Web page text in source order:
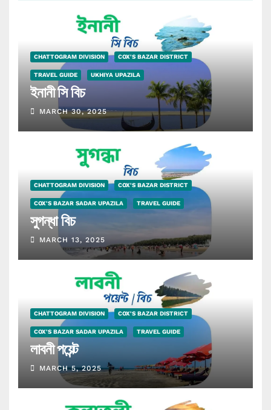
CHATTOGRAM DIVISION COX'S BAZAR DISTRICT
TRAVEL GUIDE UKHIYA UPAZILA
ইনানী সি বিচ
MARCH 30, 2025
CHATTOGRAM DIVISION COX'S BAZAR DISTRICT
COX'S BAZAR SADAR UPAZILA TRAVEL GUIDE
সুগন্ধা বিচ
MARCH 13, 2025
CHATTOGRAM DIVISION COX'S BAZAR DISTRICT
COX'S BAZAR SADAR UPAZILA TRAVEL GUIDE
লাবনী পয়েন্ট
MARCH 5, 2025